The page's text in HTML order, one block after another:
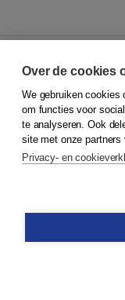
© 2026Koninklijke
Klantenservice
Service & informatie
Contact
Over de cookies
We gebruiken cookies
om functies voor
te analyseren. Ook
site met onze partners
Privacy- en